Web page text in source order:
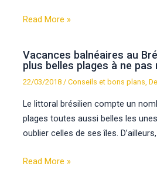
Read More »
Vacances balnéaires au
plus belles plages à ne pas
22/03/2018/Conseils et bons plans,
Le littoral brésilien compte un
plages toutes aussi belles les
oublier celles de ses îles.
Read More »